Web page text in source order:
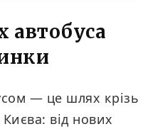
автобуса
— це шлях крізь
від нових